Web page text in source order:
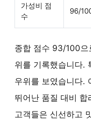
가성비 점
수
96/
종합 점수 93/100으
위를 기록했습니다.
우위를 보였습니다.
뛰어난 품질 대비 합
고객들은 신선하고